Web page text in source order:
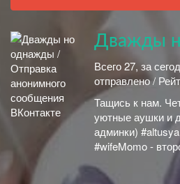
Дважды
Всего 27, за
отправлено /
Тащись к нам.
уютные аушки и
админки)
#wifeMomo -